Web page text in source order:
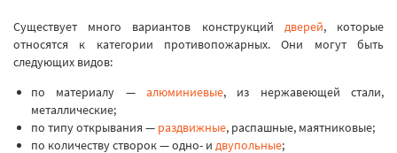
Существует много вариантов конструкций дверей, которые
относятся к категории противопожарных. Они могут быть
следующих видов:
по материалу — алюминиевые, из нержавеющей стали,
металлические;
по типу открывания — раздвижные, распашные, маятниковые;
по количеству створок — одно- и двупольные;